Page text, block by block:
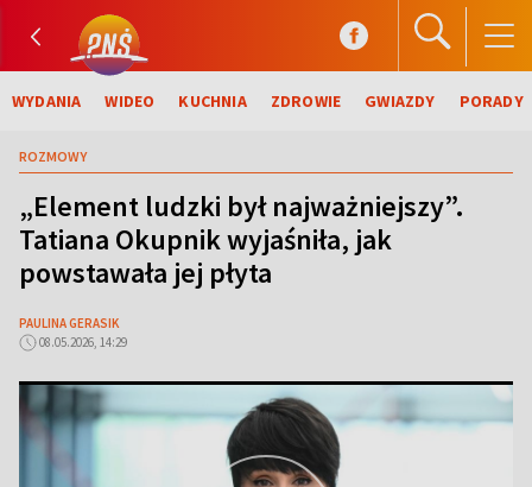
WYDANIA WIDEO KUCHNIA ZDROWIE GWIAZDY PORADY
ROZMOWY
„Element ludzki był najważniejszy”.
Tatiana Okupnik wyjaśniła, jak
powstawała jej płyta
PAULINA GERASIK
08.05.2026, 14:29